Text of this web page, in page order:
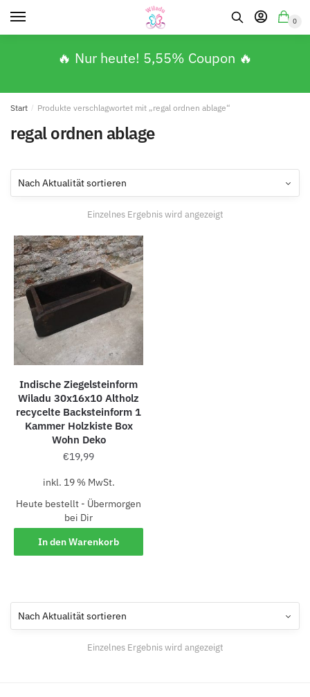
0
🔥 Nur heute! 5,55% Coupon 🔥
Start / Produkte verschlagwortet mit „regal ordnen ablage“
regal ordnen ablage
Einzelnes Ergebnis wird angezeigt
Indische Ziegelsteinform
Wiladu 30x16x10 Altholz
recycelte Backsteinform 1
Kammer Holzkiste Box
Wohn Deko
€19,99
inkl. 19 % MwSt.
Heute bestellt - Übermorgen
bei Dir
In den Warenkorb
Einzelnes Ergebnis wird angezeigt